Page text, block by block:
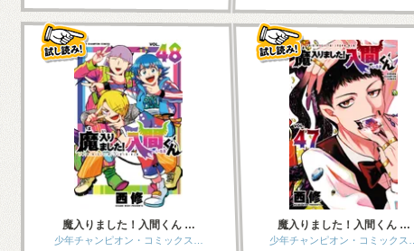
魔入りました！入間くん …
少年チャンピオン・コミックス…
魔入りました！入間くん …
少年チャンピオン・コミックス…